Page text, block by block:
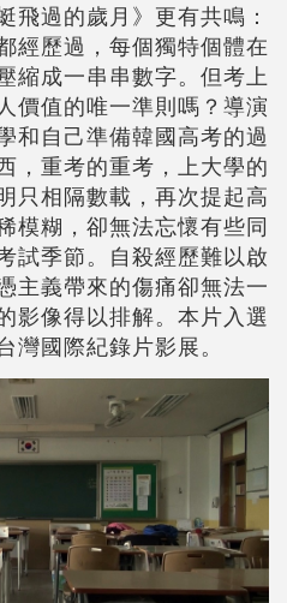
飛過的歲月》更有共鳴：
經歷過，每個獨特個體在
縮成一串串數字。但考上
價值的唯一準則嗎？導演
和自己準備韓國高考的過
，重考的重考，上大學的
只相隔數載，再次提起高
模糊，卻無法忘懷有些同
試季節。自殺經歷難以啟
主義帶來的傷痛卻無法一
影像得以排解。本片入選
灣國際紀錄片影展。